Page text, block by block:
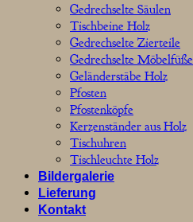
Gedrechselte Säulen
Tischbeine Holz
Gedrechselte Zierteile
Gedrechselte Möbelfüße
Geländerstäbe Holz
Pfosten
Pfostenköpfe
Kerzenständer aus Holz
Tischuhren
Tischleuchte Holz
Bildergalerie
Lieferung
Kontakt